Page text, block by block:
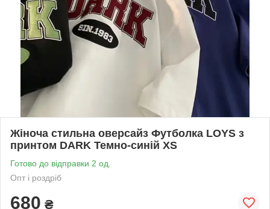
Жіноча стильна оверсайз Футболка LOYS з
принтом DARK Темно-синій XS
Готово до відправки 2 од.
Опт і роздріб
680 ₴